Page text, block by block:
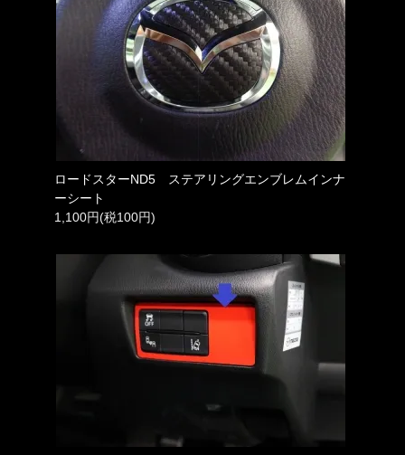
ロードスターND5 ステアリングエンブレムインナ
ーシート
1,100円(税100円)